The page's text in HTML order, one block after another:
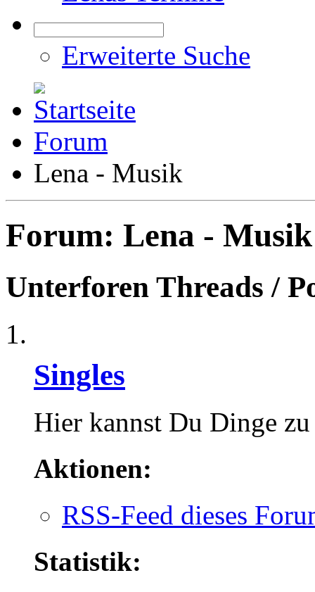
Erweiterte Suche
Forum
Lena - Musik
Forum: Lena - Musik
Unterforen Threads /
Singles
Hier kannst Du Dinge
Aktionen:
RSS-Feed dieses
Statistik: